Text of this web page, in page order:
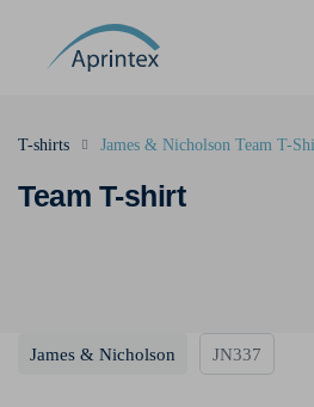
Team T-shirt
T-shirts James & Nicholson Team T-
James & Nicholson JN337